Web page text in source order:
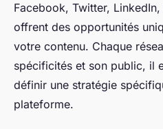
Facebook, Twitter,
offrent des opportunités
votre contenu. Chaque
spécificités et son public, il
définir une stratégie
plateforme.